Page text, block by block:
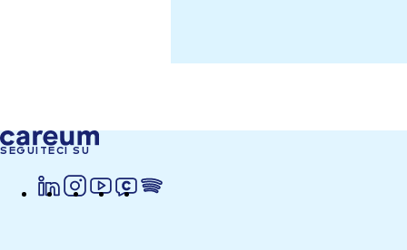
SEGUITECI SU